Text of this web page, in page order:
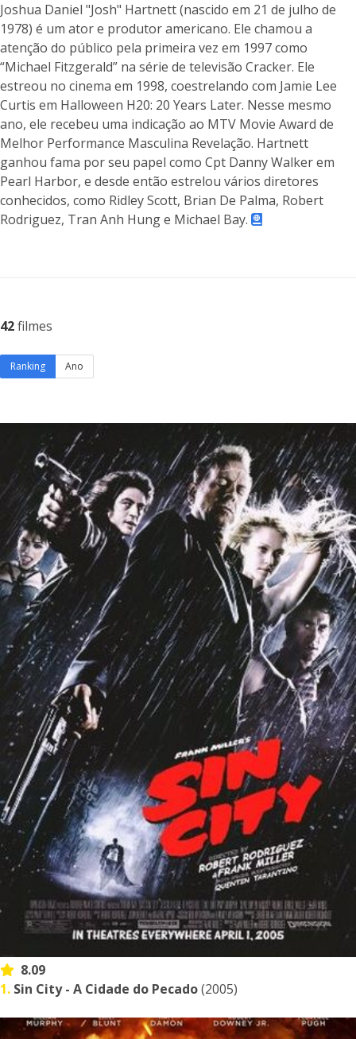
Joshua Daniel "Josh" Hartnett (nascido em 21 de julho de
1978) é um ator e produtor americano. Ele chamou a
atenção do público pela primeira vez em 1997 como
“Michael Fitzgerald” na série de televisão Cracker. Ele
estreou no cinema em 1998, coestrelando com Jamie Lee
Curtis em Halloween H20: 20 Years Later. Nesse mesmo
ano, ele recebeu uma indicação ao MTV Movie Award de
Melhor Performance Masculina Revelação. Hartnett
ganhou fama por seu papel como Cpt Danny Walker em
Pearl Harbor, e desde então estrelou vários diretores
conhecidos, como Ridley Scott, Brian De Palma, Robert
Rodriguez, Tran Anh Hung e Michael Bay.
42filmes
Ranking Ano
8.09
1. Sin City - A Cidade do Pecado(2005)